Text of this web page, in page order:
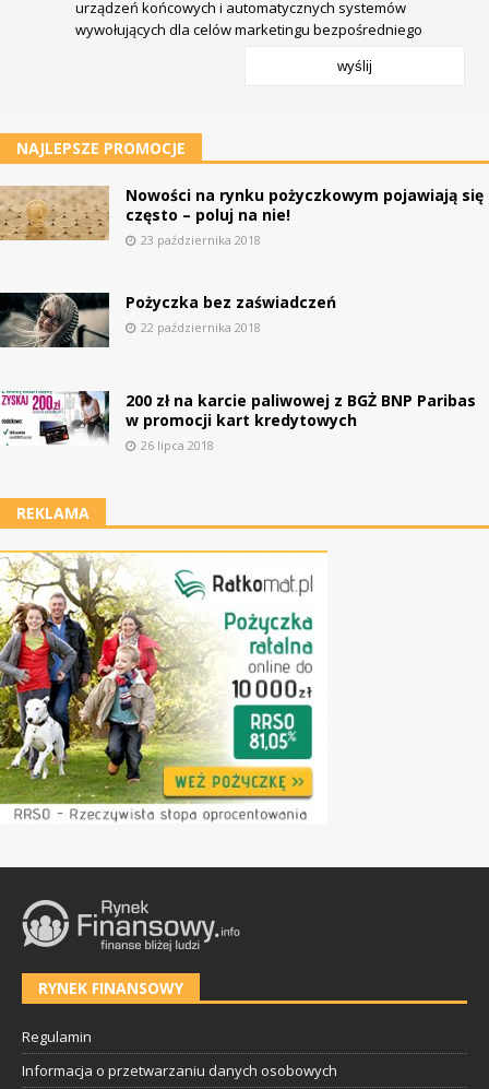
urządzeń końcowych i automatycznych systemów
wywołujących dla celów marketingu bezpośredniego
wyślij
NAJLEPSZE PROMOCJE
Nowości na rynku pożyczkowym pojawiają się
często – poluj na nie!
23 października 2018
Pożyczka bez zaświadczeń
22 października 2018
200 zł na karcie paliwowej z BGŻ BNP Paribas
w promocji kart kredytowych
26 lipca 2018
REKLAMA
RYNEK FINANSOWY
Regulamin
Informacja o przetwarzaniu danych osobowych